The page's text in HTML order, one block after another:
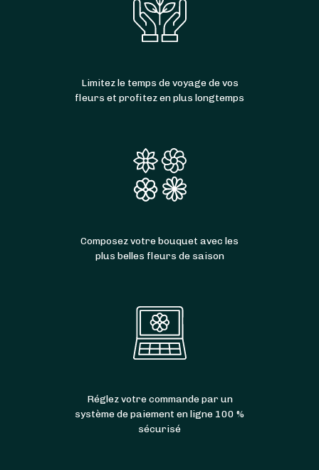
Limitez le temps de voyage de vos
fleurs et profitez en plus longtemps
Composez votre bouquet avec les
plus belles fleurs de saison
Réglez votre commande par un
système de paiement en ligne 100 %
sécurisé